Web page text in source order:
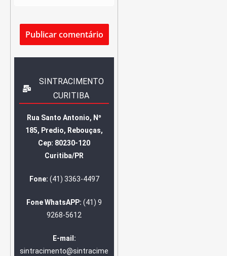
SINTRACIMENTO
CURITIBA
Rua Santo Antonio, Nº
185, Predio, Rebouças,
Cep: 80230-120
Curitiba/PR
Fone: (41) 3363-4497
Fone WhatsAPP: (41) 9
9268-5612
E-mail:
sintracimento@sintracime